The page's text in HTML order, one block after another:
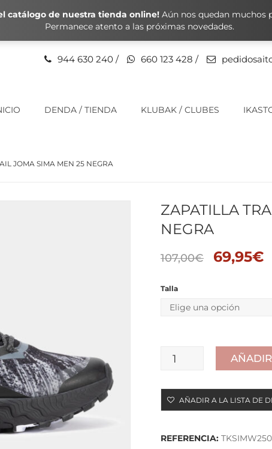
944 630 240 / 660 123 428 /
DENDA / TIENDA KLUBAK / CLUBES
JOMA SIMA MEN 25 NEGRA
ZAPATILLA
NEGRA
107,00€ 69,95€
Talla
ZAPATILLA
JOMA
AÑADIR A LA LISTA DE
REFERENCIA:
catálogo de nuestra tienda online! Aún nos quedan muchos
Permanece atento a las próximas novedades.